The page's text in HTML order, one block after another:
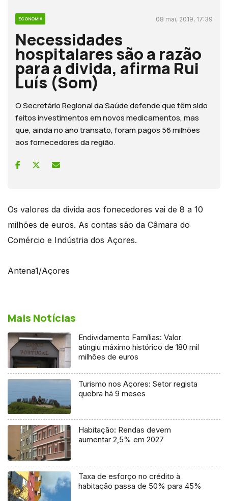
ECONOMIA 08 mai, 2019, 17:39
Necessidades
hospitalares são a razão
para a divida, afirma Rui
Luís (Som)
O Secretário Regional da Saúde defende que têm sido
feitos investimentos em novos medicamentos, mas
que, ainda no ano transato, foram pagos 56 milhões
aos fornecedores da região.
Os valores da divida aos fonecedores vai de 8 a 10
milhões de euros. As contas são da Câmara do
Comércio e Indústria dos Açores.
Antena1/Açores
Mais Notícias
Endividamento Famílias: Valor
atingiu máximo histórico de 180 mil
milhões de euros
Turismo nos Açores: Setor regista
quebra há 9 meses
Habitação: Rendas devem
aumentar 2,5% em 2027
Taxa de esforço no crédito à
habitação passa de 50% para 45%